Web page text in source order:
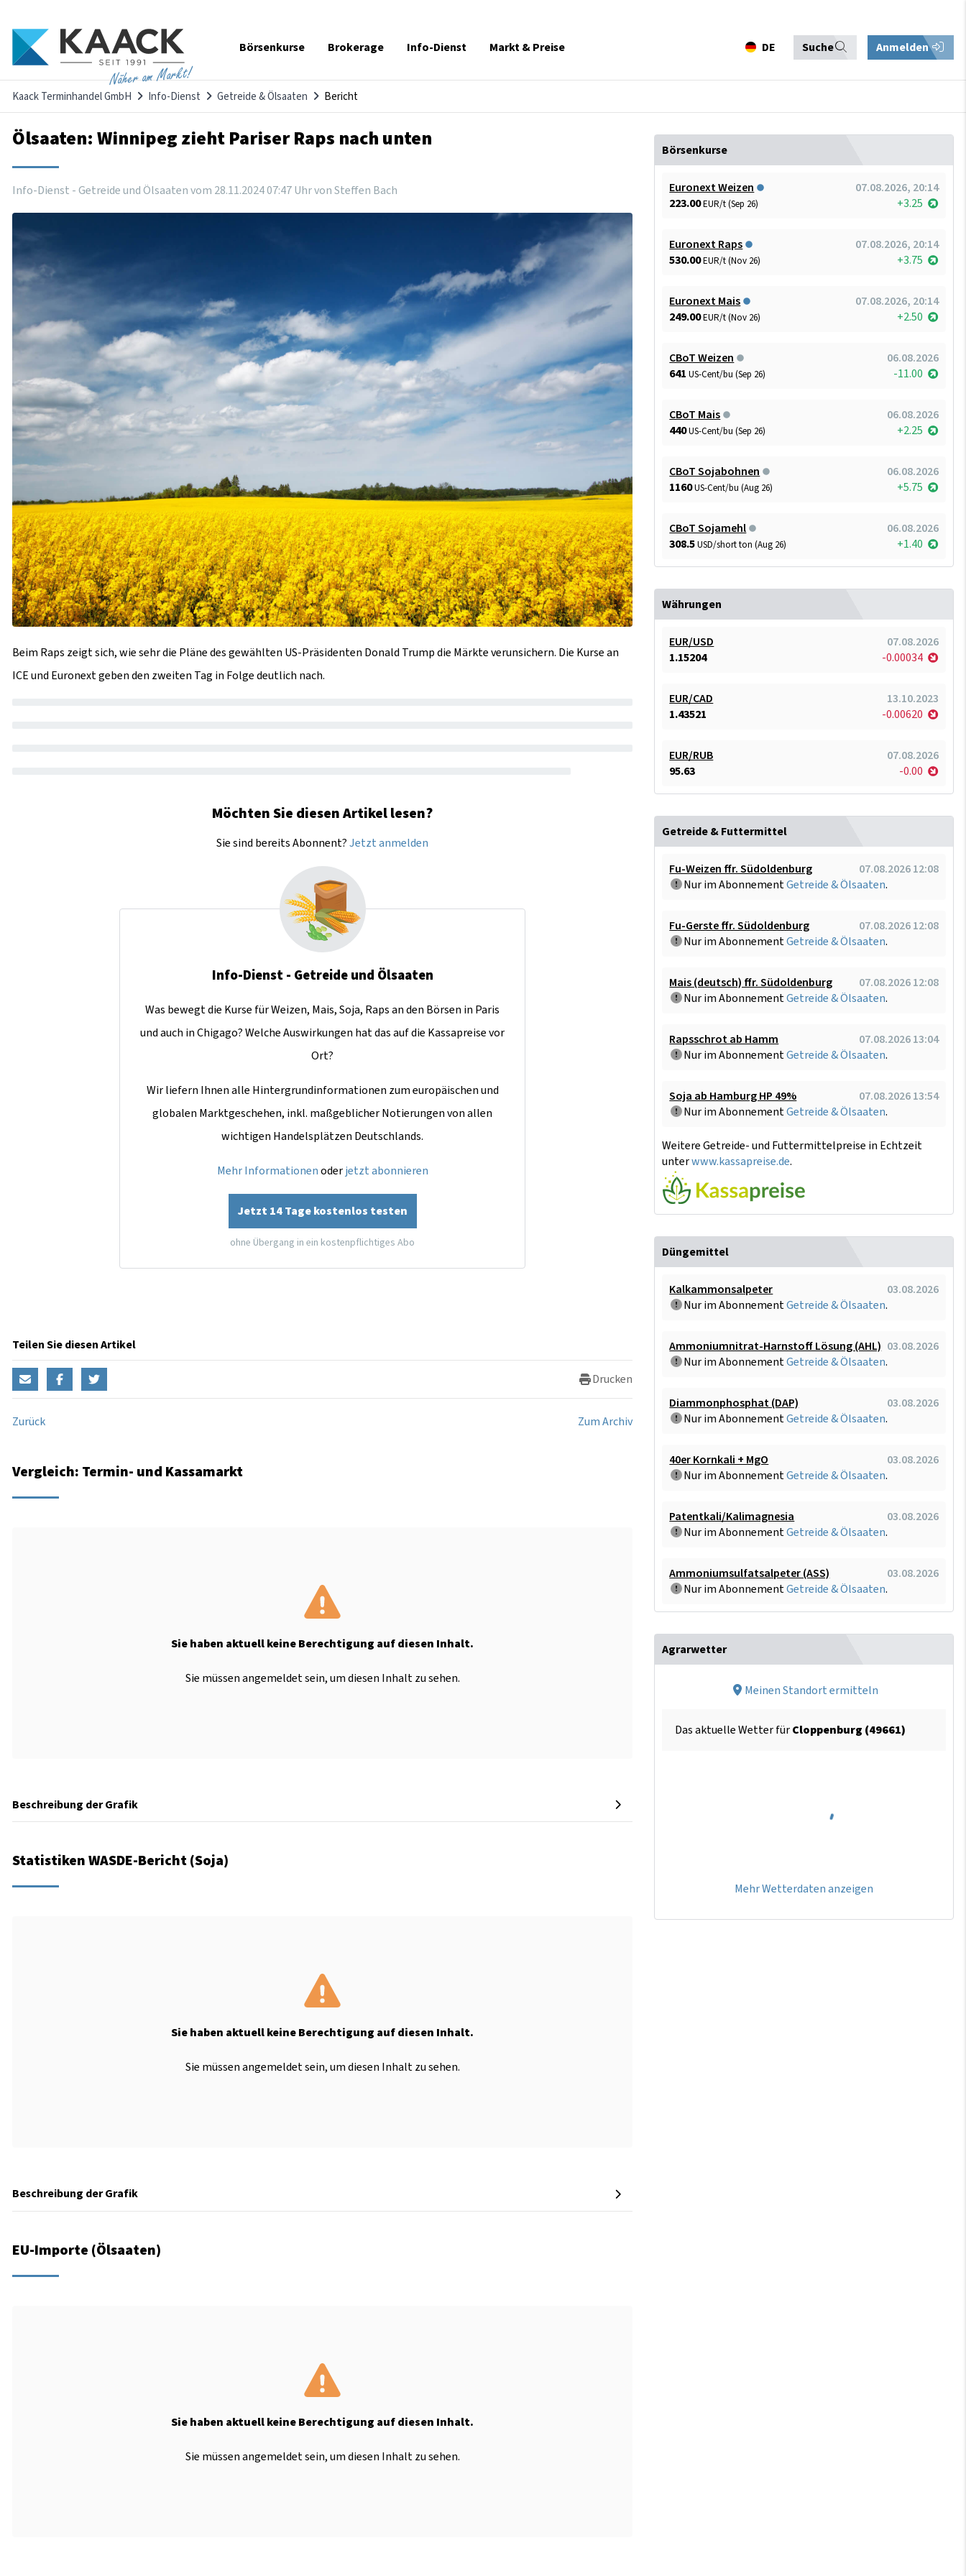
Näher am Markt!
Navigation
Börsenkurse Brokerage Info-Dienst Markt & Preise DE Suche Anmelden
Kaack Terminhandel GmbH Info-Dienst Getreide & Ölsaaten Bericht
Ölsaaten: Winnipeg zieht Pariser Raps nach unten
Info-Dienst - Getreide und Ölsaaten vom 28.11.202407:47Uhrvon Steffen Bach
Beim Raps zeigt sich, wie sehr die Pläne des gewählten US-Präsidenten Donald Trump die Märkte verunsichern. Die Kurse an
ICE und Euronext geben den zweiten Tag in Folge deutlich nach.
Möchten Sie diesen Artikel lesen?
Sie sind bereits Abonnent?Jetzt anmelden
Info-Dienst - Getreide und Ölsaaten
Was bewegt die Kurse für Weizen, Mais, Soja, Raps an den Börsen in Paris
und auch in Chigago? Welche Auswirkungen hat das auf die Kassapreise vor
Ort?
Wir liefern Ihnen alle Hintergrundinformationen zum europäischen und
globalen Marktgeschehen, inkl. maßgeblicher Notierungen von allen
wichtigen Handelsplätzen Deutschlands.
Mehr Informationenoderjetzt abonnieren
Jetzt 14 Tage kostenlos testen
ohne Übergang in ein kostenpflichtiges Abo
Teilen Sie diesen Artikel
Drucken
Zurück Zum Archiv
Vergleich: Termin- und Kassamarkt
Sie haben aktuell keine Berechtigung auf diesen Inhalt.
Sie müssen angemeldet sein, um diesen Inhalt zu sehen.
Beschreibung der Grafik
Statistiken WASDE-Bericht (Soja)
Sie haben aktuell keine Berechtigung auf diesen Inhalt.
Sie müssen angemeldet sein, um diesen Inhalt zu sehen.
Beschreibung der Grafik
EU-Importe (Ölsaaten)
Sie haben aktuell keine Berechtigung auf diesen Inhalt.
Sie müssen angemeldet sein, um diesen Inhalt zu sehen.
Börsenkurse
Euronext Weizen
07.08.2026, 20:14
223.00EUR/t (Sep 26) +3.25
Euronext Raps
07.08.2026, 20:14
530.00EUR/t (Nov 26) +3.75
Euronext Mais
07.08.2026, 20:14
249.00EUR/t (Nov 26) +2.50
CBoT Weizen
06.08.2026
641 US-Cent/bu (Sep 26) -11.00
CBoT Mais
06.08.2026
440US-Cent/bu (Sep 26) +2.25
CBoT Sojabohnen
06.08.2026
1160US-Cent/bu (Aug 26) +5.75
CBoT Sojamehl
06.08.2026
308.5USD/short ton (Aug 26) +1.40
Währungen
EUR/USD
07.08.2026
1.15204
-0.00034
EUR/CAD
13.10.2023
1.43521
-0.00620
EUR/RUB
07.08.2026
95.63
-0.00
Getreide & Futtermittel
Fu-Weizen ffr. Südoldenburg
07.08.2026 12:08
Nur im AbonnementGetreide & Ölsaaten.
Fu-Gerste ffr. Südoldenburg
07.08.2026 12:08
Nur im AbonnementGetreide & Ölsaaten.
Mais (deutsch) ffr. Südoldenburg
07.08.2026 12:08
Nur im AbonnementGetreide & Ölsaaten.
Rapsschrot ab Hamm
07.08.2026 13:04
Nur im AbonnementGetreide & Ölsaaten.
Soja ab Hamburg HP 49%
07.08.2026 13:54
Nur im AbonnementGetreide & Ölsaaten.
Weitere Getreide- und Futtermittelpreise in Echtzeit
unterwww.kassapreise.de.
Düngemittel
Kalkammonsalpeter
03.08.2026
Nur im AbonnementGetreide & Ölsaaten.
Ammoniumnitrat-Harnstoff Lösung (AHL) 03.08.2026
Nur im AbonnementGetreide & Ölsaaten.
Diammonphosphat (DAP)
03.08.2026
Nur im AbonnementGetreide & Ölsaaten.
40er Kornkali + MgO
03.08.2026
Nur im AbonnementGetreide & Ölsaaten.
Patentkali/Kalimagnesia
03.08.2026
Nur im AbonnementGetreide & Ölsaaten.
Ammoniumsulfatsalpeter (ASS)
03.08.2026
Nur im AbonnementGetreide & Ölsaaten.
Agrarwetter
Meinen Standort ermitteln
Das aktuelle Wetter fürCloppenburg (49661)
Mehr Wetterdaten anzeigen